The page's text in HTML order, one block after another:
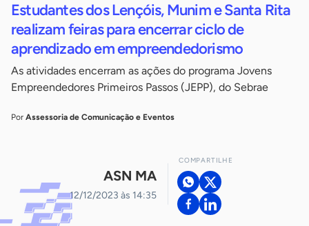
Estudantes dos Lençóis, Munim e Santa Rita
realizam feiras para encerrar ciclo de
aprendizado em empreendedorismo
As atividades encerram as ações do programa Jovens
Empreendedores Primeiros Passos (JEPP), do Sebrae
Por Assessoria de Comunicação e Eventos
ASN MA
12/12/2023 às 14:35
COMPARTILHE